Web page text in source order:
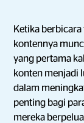
Ketika
kontennya
yang pertama
konten menjadi
dalam
penting bagi
mereka